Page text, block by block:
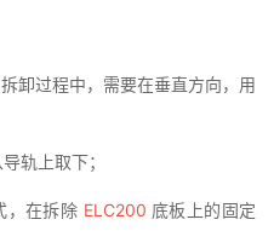
卸过程中，需要在垂直方向，用
轨上取下；
，在拆除 ELC200 底板上的固定